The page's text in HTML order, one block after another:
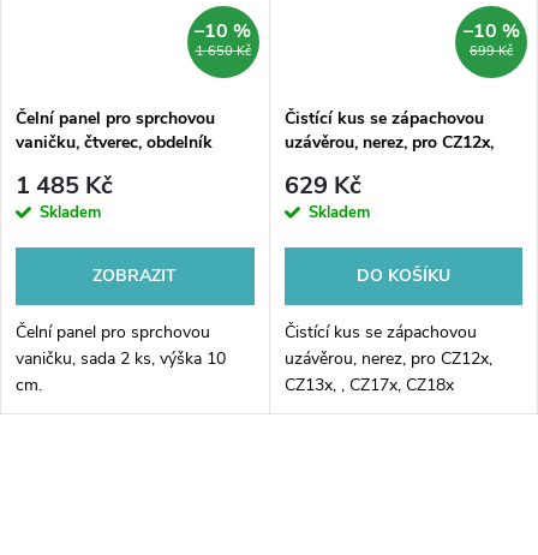
1 650 Kč
–10 %
Čelní panel pro sprchovou
vaničku, čtverec, obdelník
1 485 Kč
Skladem
ZOBRAZIT
Čelní panel pro sprchovou
vaničku, sada 2 ks, výška 10
cm.
699 Kč
–10 %
Čistící kus se zápachovou
uzávěrou, nerez, pro CZ12x,
629 Kč
Skladem
DO KOŠÍKU
Čistící kus se zápachovou
uzávěrou, nerez, pro CZ12x,
CZ13x, , CZ17x, CZ18x